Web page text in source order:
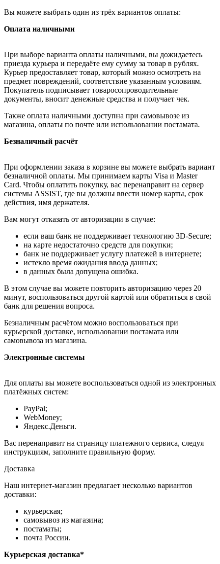
Вы можете выбрать один из трёх вариантов оплаты:
Оплата наличными
При выборе варианта оплаты наличными, вы дожидаетесь
приезда курьера и передаёте ему сумму за товар в рублях.
Курьер предоставляет товар, который можно осмотреть на
предмет повреждений, соответствие указанным условиям.
Покупатель подписывает товаросопроводительные
документы, вносит денежные средства и получает чек.
Также оплата наличными доступна при самовывозе из
магазина, оплаты по почте или использовании постамата.
Безналичный расчёт
При оформлении заказа в корзине вы можете выбрать вариант
безналичной оплаты. Мы принимаем карты Visa и Master
Card. Чтобы оплатить покупку, вас перенаправит на сервер
системы ASSIST, где вы должны ввести номер карты, срок
действия, имя держателя.
Вам могут отказать от авторизации в случае:
если ваш банк не поддерживает технологию 3D-Secure;
на карте недостаточно средств для покупки;
банк не поддерживает услугу платежей в интернете;
истекло время ожидания ввода данных;
в данных была допущена ошибка.
В этом случае вы можете повторить авторизацию через 20
минут, воспользоваться другой картой или обратиться в свой
банк для решения вопроса.
Безналичным расчётом можно воспользоваться при
курьерской доставке, использовании постамата или
самовывоза из магазина.
Электронные системы
Для оплаты вы можете воспользоваться одной из электронных
платёжных систем:
PayPal;
WebMoney;
Яндекс.Деньги.
Вас перенаправит на страницу платежного сервиса, следуя
инструкциям, заполните правильную форму.
Доставка
Наш интернет-магазин предлагает несколько вариантов
доставки:
курьерская;
самовывоз из магазина;
постаматы;
почта России.
Курьерская доставка*